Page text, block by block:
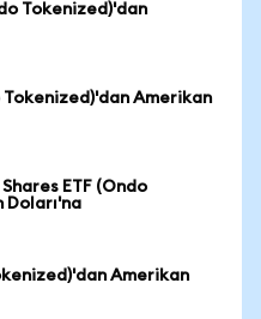
Tokenized)'dan
Amerikan
ETF (Ondo
Doları'na
Amerikan